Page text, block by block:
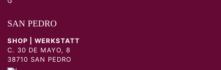
SAN PEDRO
SHOP | WERKSTATT
C. 30 DE MAYO, 8
38710 SAN PEDRO